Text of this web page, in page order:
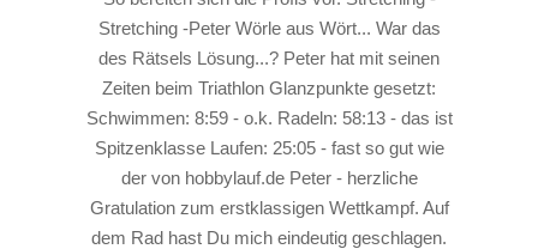
Stretching -Peter Wörle aus Wört... War das
des Rätsels Lösung...? Peter hat mit seinen
Zeiten beim Triathlon Glanzpunkte gesetzt:
Schwimmen: 8:59 - o.k. Radeln: 58:13 - das ist
Spitzenklasse Laufen: 25:05 - fast so gut wie
der von hobbylauf.de Peter - herzliche
Gratulation zum erstklassigen Wettkampf. Auf
dem Rad hast Du mich eindeutig geschlagen.